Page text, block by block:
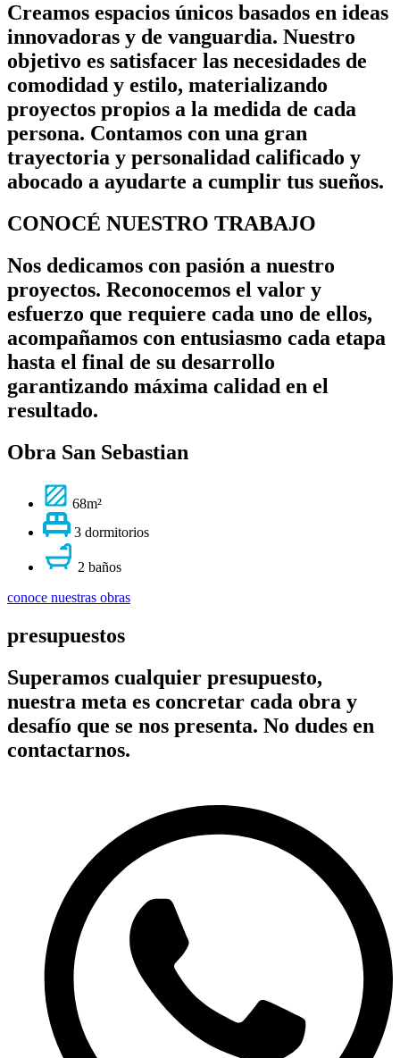
Creamos espacios únicos basados en ideas
innovadoras y de vanguardia. Nuestro
objetivo es satisfacer las necesidades de
comodidad y estilo, materializando
proyectos propios a la medida de cada
persona. Contamos con una gran
trayectoria y personalidad calificado y
abocado a ayudarte a cumplir tus sueños.
CONOCÉ NUESTRO TRABAJO
Nos dedicamos con pasión a nuestro
proyectos. Reconocemos el valor y
esfuerzo que requiere cada uno de ellos,
acompañamos con entusiasmo cada etapa
hasta el final de su desarrollo
garantizando máxima calidad en el
resultado.
Obra San Sebastian
68m²
3 dormitorios
2 baños
conoce nuestras obras
presupuestos
Superamos cualquier presupuesto,
nuestra meta es concretar cada obra y
desafío que se nos presenta. No dudes en
contactarnos.